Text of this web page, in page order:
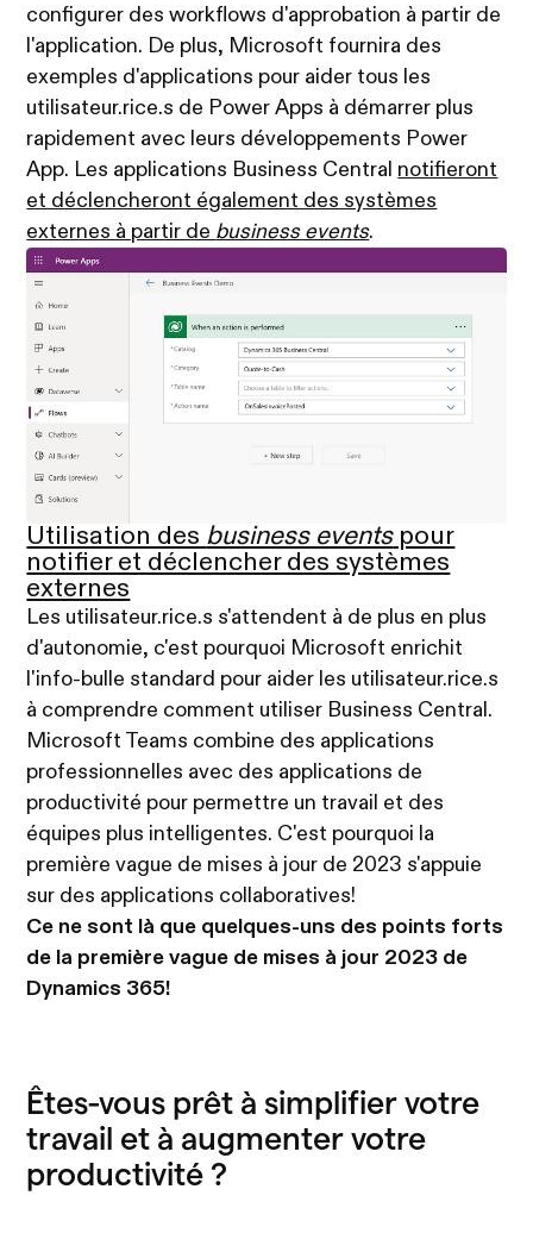
configurer des workflows d'approbation à partir de
l'application. De plus, Microsoft fournira des
exemples d'applications pour aider tous les
utilisateur.rice.s de Power Apps à démarrer plus
rapidement avec leurs développements Power
App. Les applications Business Central notifieront
et déclencheront également des systèmes
externes à partir de business events.
Utilisation des business eventspour
notifier et déclencher des systèmes
externes
Les utilisateur.rice.s s'attendent à de plus en plus
d'autonomie, c'est pourquoi Microsoft enrichit
l'info-bulle standard pour aider les utilisateur.rice.s
à comprendre comment utiliser Business Central.
Microsoft Teams combine des applications
professionnelles avec des applications de
productivité pour permettre un travail et des
équipes plus intelligentes. C'est pourquoi la
première vague de mises à jour de 2023 s'appuie
sur des applications collaboratives!
Ce ne sont là que quelques-uns des points forts
de la première vague de mises à jour 2023 de
Dynamics 365!
Êtes-vous prêt à simplifier votre
travail et à augmenter votre
productivité ?